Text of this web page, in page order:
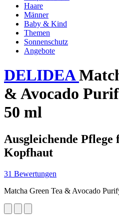
Haare
Männer
Baby & Kind
Themen
Sonnenschutz
Angebote
DELIDEA
& Avocado
50 ml
Ausgleichende
Kopfhaut
31 Bewertungen
Matcha Green Tea & Avocado